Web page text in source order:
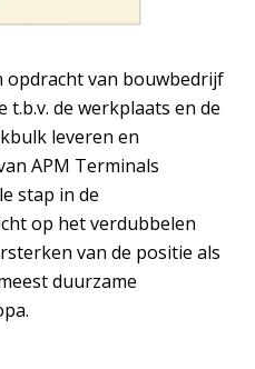
opdracht van bouwbedrijf
t.b.v. de werkplaats en de
leveren en
APM Terminals
stap in de
op het verdubbelen
van de positie als
duurzame